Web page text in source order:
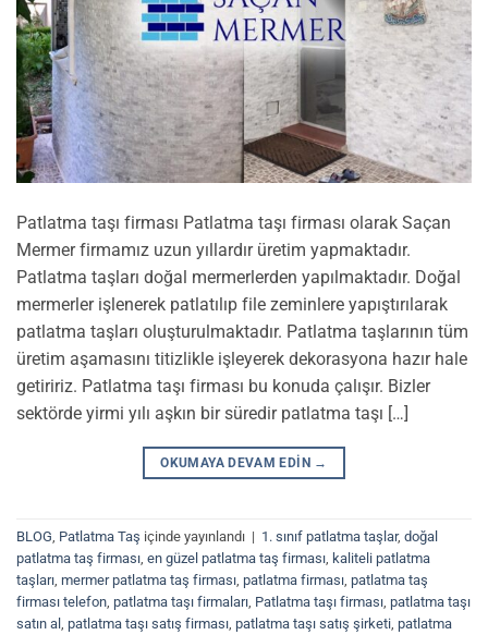
Patlatma taşı firması Patlatma taşı firması olarak Saçan
Mermer firmamız uzun yıllardır üretim yapmaktadır.
Patlatma taşları doğal mermerlerden yapılmaktadır. Doğal
mermerler işlenerek patlatılıp file zeminlere yapıştırılarak
patlatma taşları oluşturulmaktadır. Patlatma taşlarının tüm
üretim aşamasını titizlikle işleyerek dekorasyona hazır hale
getiririz. Patlatma taşı firması bu konuda çalışır. Bizler
sektörde yirmi yılı aşkın bir süredir patlatma taşı […]
OKUMAYA DEVAM EDIN →
BLOG, Patlatma Taş içinde yayınlandı | 1. sınıf patlatma taşlar, doğal
patlatma taş firması, en güzel patlatma taş firması, kaliteli patlatma
taşları, mermer patlatma taş firması, patlatma firması, patlatma taş
firması telefon, patlatma taşı firmaları, Patlatma taşı firması, patlatma taşı
satın al , patlatma taşı satış firması, patlatma taşı satış şirketi, patlatma